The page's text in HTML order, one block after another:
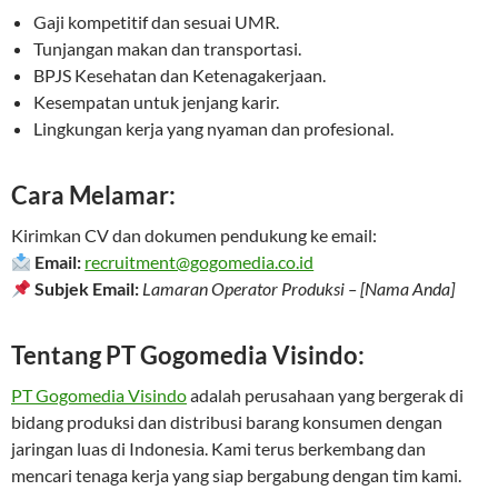
Gaji kompetitif dan sesuai UMR.
Tunjangan makan dan transportasi.
BPJS Kesehatan dan Ketenagakerjaan.
Kesempatan untuk jenjang karir.
Lingkungan kerja yang nyaman dan profesional.
Cara Melamar:
Kirimkan CV dan dokumen pendukung ke email:
Email: recruitment@gogomedia.co.id
Subjek Email: Lamaran Operator Produksi – [Nama Anda]
Tentang PT Gogomedia Visindo:
PT Gogomedia Visindoadalah perusahaan yang bergerak di
bidang produksi dan distribusi barang konsumen dengan
jaringan luas di Indonesia. Kami terus berkembang dan
mencari tenaga kerja yang siap bergabung dengan tim kami.